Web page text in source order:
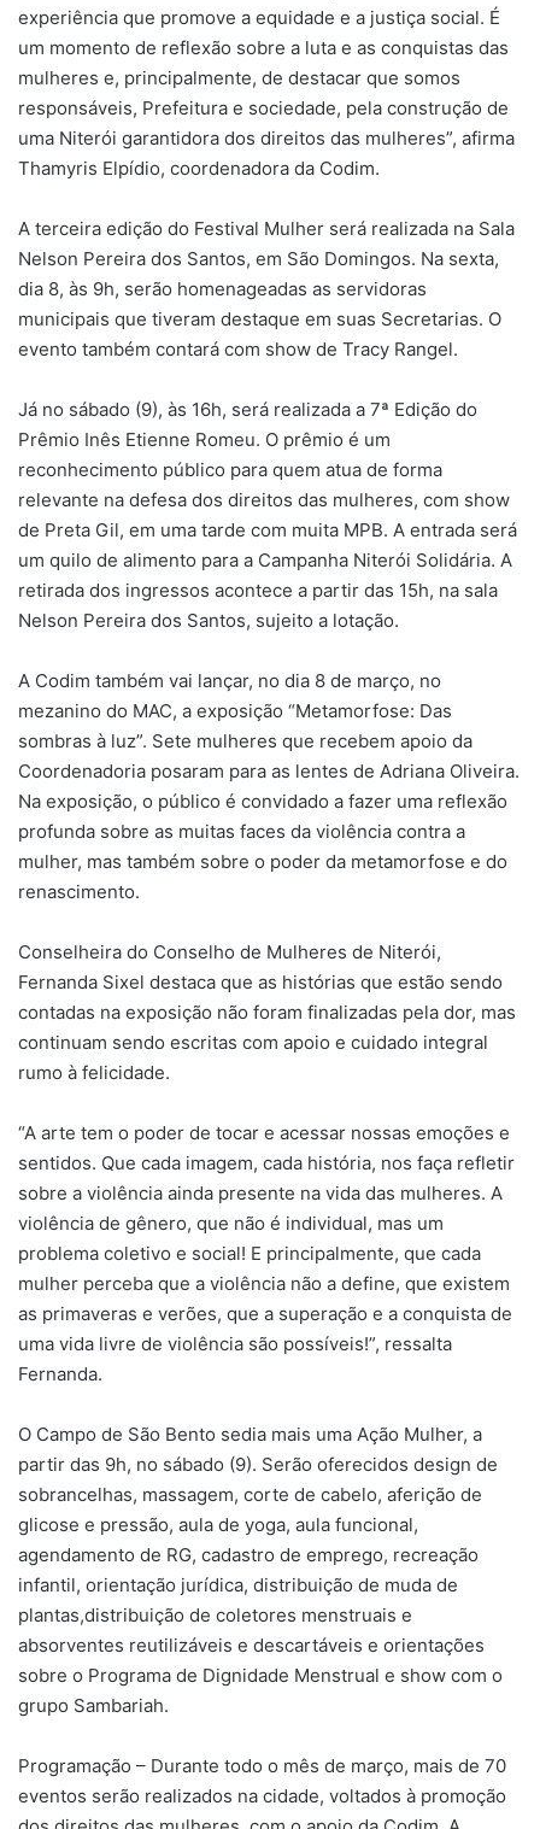
experiência que promove a equidade e a justiça social. É
um momento de reflexão sobre a luta e as conquistas das
mulheres e, principalmente, de destacar que somos
responsáveis, Prefeitura e sociedade, pela construção de
uma Niterói garantidora dos direitos das mulheres”, afirma
Thamyris Elpídio, coordenadora da Codim.
A terceira edição do Festival Mulher será realizada na Sala
Nelson Pereira dos Santos, em São Domingos. Na sexta,
dia 8, às 9h, serão homenageadas as servidoras
municipais que tiveram destaque em suas Secretarias. O
evento também contará com show de Tracy Rangel.
Já no sábado (9), às 16h, será realizada a 7ª Edição do
Prêmio Inês Etienne Romeu. O prêmio é um
reconhecimento público para quem atua de forma
relevante na defesa dos direitos das mulheres, com show
de Preta Gil, em uma tarde com muita MPB. A entrada será
um quilo de alimento para a Campanha Niterói Solidária. A
retirada dos ingressos acontece a partir das 15h, na sala
Nelson Pereira dos Santos, sujeito a lotação.
A Codim também vai lançar, no dia 8 de março, no
mezanino do MAC, a exposição “Metamorfose: Das
sombras à luz”. Sete mulheres que recebem apoio da
Coordenadoria posaram para as lentes de Adriana Oliveira.
Na exposição, o público é convidado a fazer uma reflexão
profunda sobre as muitas faces da violência contra a
mulher, mas também sobre o poder da metamorfose e do
renascimento.
Conselheira do Conselho de Mulheres de Niterói,
Fernanda Sixel destaca que as histórias que estão sendo
contadas na exposição não foram finalizadas pela dor, mas
continuam sendo escritas com apoio e cuidado integral
rumo à felicidade.
“A arte tem o poder de tocar e acessar nossas emoções e
sentidos. Que cada imagem, cada história, nos faça refletir
sobre a violência ainda presente na vida das mulheres. A
violência de gênero, que não é individual, mas um
problema coletivo e social! E principalmente, que cada
mulher perceba que a violência não a define, que existem
as primaveras e verões, que a superação e a conquista de
uma vida livre de violência são possíveis!”, ressalta
Fernanda.
O Campo de São Bento sedia mais uma Ação Mulher, a
partir das 9h, no sábado (9). Serão oferecidos design de
sobrancelhas, massagem, corte de cabelo, aferição de
glicose e pressão, aula de yoga, aula funcional,
agendamento de RG, cadastro de emprego, recreação
infantil, orientação jurídica, distribuição de muda de
plantas,distribuição de coletores menstruais e
absorventes reutilizáveis e descartáveis e orientações
sobre o Programa de Dignidade Menstrual e show com o
grupo Sambariah.
Programação – Durante todo o mês de março, mais de 70
eventos serão realizados na cidade, voltados à promoção